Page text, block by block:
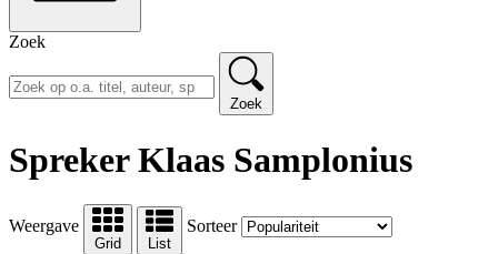
Zoek
Zoek
Spreker Klaas Samplonius
Weergave
Grid List
Sorteer